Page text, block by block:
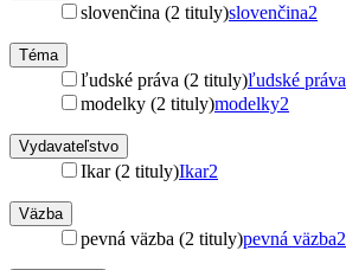
slovenčina (2 tituly)slovenčina2
Téma
ľudské práva (2 tituly)ľudské práva
modelky (2 tituly)modelky2
Vydavateľstvo
Ikar (2 tituly)Ikar2
Väzba
pevná väzba (2 tituly)pevná väzba2